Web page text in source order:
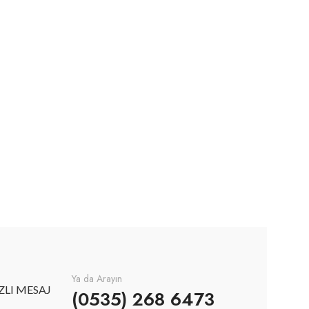
MESAJ
Ya da Arayın
(0535) 268 6473